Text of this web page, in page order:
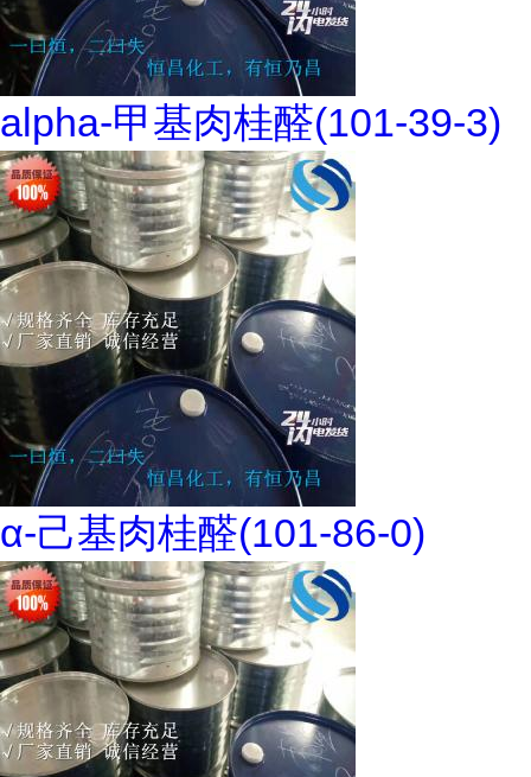
alpha-甲基肉桂醛(101-39-3)
α-己基肉桂醛(101-86-0)